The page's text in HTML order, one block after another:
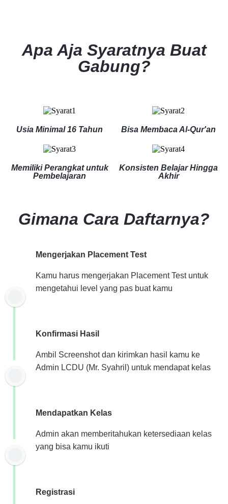
Apa Aja Syaratnya Buat
Gabung?
Usia Minimal 16 Tahun Bisa Membaca Al-Qur'an
Memiliki Perangkat untuk
Pembelajaran
Konsisten Belajar Hingga
Akhir
Gimana Cara Daftarnya?
Mengerjakan Placement Test
Kamu harus mengerjakan Placement Test untuk
mengetahui level yang pas buat kamu
Konfirmasi Hasil
Ambil Screenshot dan kirimkan hasil kamu ke
Admin LCDU (Mr. Syahril) untuk mendapat kelas
Mendapatkan Kelas
Admin akan memberitahukan ketersediaan kelas
yang bisa kamu ikuti
Registrasi